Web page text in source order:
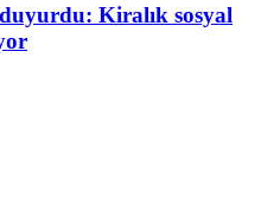
Kiralık sosyal